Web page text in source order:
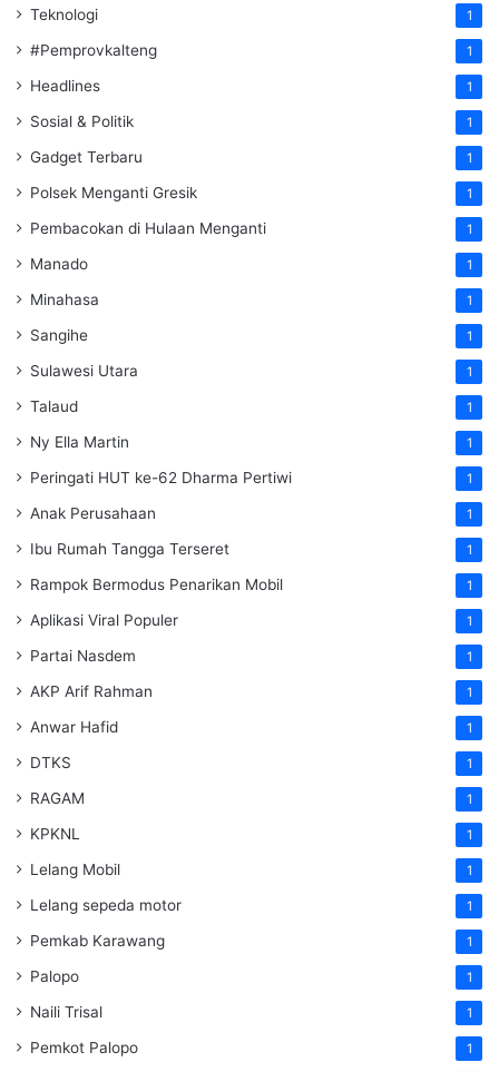
Teknologi 1
#Pemprovkalteng 1
Headlines 1
Sosial & Politik 1
Gadget Terbaru 1
Polsek Menganti Gresik 1
Pembacokan di Hulaan Menganti 1
Manado 1
Minahasa 1
Sangihe 1
Sulawesi Utara 1
Talaud 1
Ny Ella Martin 1
Peringati HUT ke-62 Dharma Pertiwi 1
Anak Perusahaan 1
Ibu Rumah Tangga Terseret 1
Rampok Bermodus Penarikan Mobil 1
Aplikasi Viral Populer 1
Partai Nasdem 1
AKP Arif Rahman 1
Anwar Hafid 1
DTKS 1
RAGAM 1
KPKNL 1
Lelang Mobil 1
Lelang sepeda motor 1
Pemkab Karawang 1
Palopo 1
Naili Trisal 1
Pemkot Palopo 1